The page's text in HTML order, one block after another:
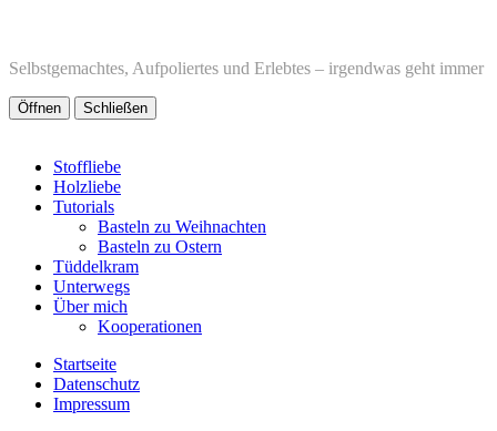
Selbstgemachtes, Aufpoliertes und Erlebtes – irgendwas geht immer
Öffnen Schließen
Stoffliebe
Holzliebe
Tutorials
Basteln zu Weihnachten
Basteln zu Ostern
Tüddelkram
Unterwegs
Über mich
Kooperationen
Startseite
Datenschutz
Impressum